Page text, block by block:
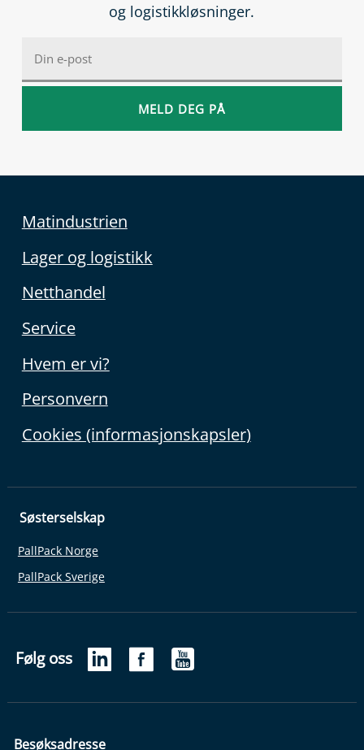
og logistikkløsninger.
Matindustrien
Lager og logistikk
Netthandel
Service
Hvem er vi?
Personvern
Cookies (informasjonskapsler)
Søsterselskap
PallPack Norge
PallPack Sverige
Følg oss
Besøksadresse